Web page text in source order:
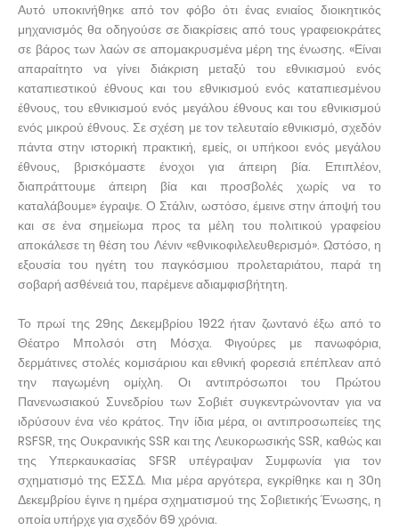
Αυτό υποκινήθηκε από τον φόβο ότι ένας ενιαίος διοικητικός
μηχανισμός θα οδηγούσε σε διακρίσεις από τους γραφειοκράτες
σε βάρος των λαών σε απομακρυσμένα μέρη της ένωσης. «Είναι
απαραίτητο να γίνει διάκριση μεταξύ του εθνικισμού ενός
καταπιεστικού έθνους και του εθνικισμού ενός καταπιεσμένου
έθνους, του εθνικισμού ενός μεγάλου έθνους και του εθνικισμού
ενός μικρού έθνους. Σε σχέση με τον τελευταίο εθνικισμό, σχεδόν
πάντα στην ιστορική πρακτική, εμείς, οι υπήκοοι ενός μεγάλου
έθνους, βρισκόμαστε ένοχοι για άπειρη βία. Επιπλέον,
διαπράττουμε άπειρη βία και προσβολές χωρίς να το
καταλάβουμε» έγραψε. Ο Στάλιν, ωστόσο, έμεινε στην άποψή του
και σε ένα σημείωμα προς τα μέλη του πολιτικού γραφείου
αποκάλεσε τη θέση του Λένιν «εθνικοφιλελευθερισμό». Ωστόσο, η
εξουσία του ηγέτη του παγκόσμιου προλεταριάτου, παρά τη
σοβαρή ασθένειά του, παρέμενε αδιαμφισβήτητη.
Το πρωί της 29ης Δεκεμβρίου 1922 ήταν ζωντανό έξω από το
Θέατρο Μπολσόι στη Μόσχα. Φιγούρες με πανωφόρια,
δερμάτινες στολές κομισάριου και εθνική φορεσιά επέπλεαν από
την παγωμένη ομίχλη. Οι αντιπρόσωποι του Πρώτου
Πανενωσιακού Συνεδρίου των Σοβιέτ συγκεντρώνονταν για να
ιδρύσουν ένα νέο κράτος. Την ίδια μέρα, οι αντιπροσωπείες της
RSFSR, της Ουκρανικής SSR και της Λευκορωσικής SSR, καθώς και
της Υπερκαυκασίας SFSR υπέγραψαν Συμφωνία για τον
σχηματισμό της ΕΣΣΔ. Μια μέρα αργότερα, εγκρίθηκε και η 30η
Δεκεμβρίου έγινε η ημέρα σχηματισμού της Σοβιετικής Ένωσης, η
οποία υπήρχε για σχεδόν 69 χρόνια.